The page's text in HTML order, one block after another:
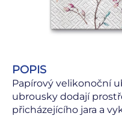
POPIS
Papírový velikonoční
ubrousky dodají
přicházejícího jara a